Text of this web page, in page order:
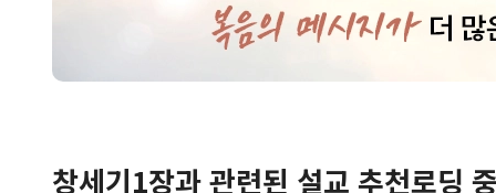
창세기1장과 관련된 설교 추천로딩